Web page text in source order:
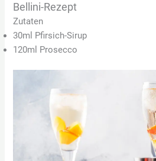
Bellini-Rezept
Zutaten
30ml Pfirsich-Sirup
120ml Prosecco